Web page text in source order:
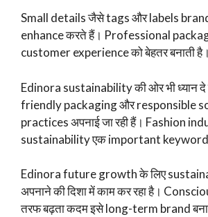
Small details जैसे tags और labels
enhance करते हैं। Professional
customer experience को बेहतर बनाती है।
Edinora sustainability की ओर भी ध्यान दे
friendly packaging और responsible
practices अपनाई जा रही हैं। Fashion
sustainability एक important keyword
Edinora future growth के लिए
अपनाने की दिशा में काम कर रहा है।
तरफ बढ़ता कदम इसे long-term brand